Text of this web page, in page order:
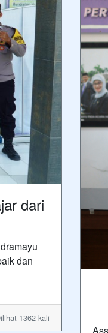
dari
dan
1362 kali